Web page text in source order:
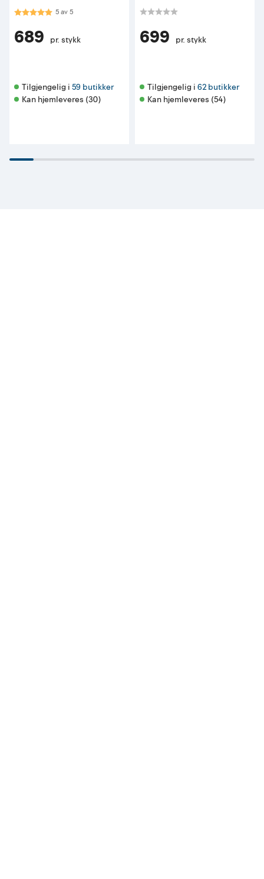
Karakter:5.0 av 5 mulige
5av5
689 pr. stykk
Tilgjengelig i 59 butikker
Kan hjemleveres (30)
699 pr. stykk
Tilgjengelig i 62 butikker
Kan hjemleveres (54)